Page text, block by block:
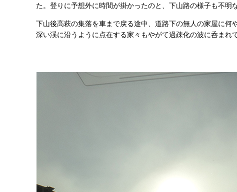
た。登りに予想外に時間が掛かったのと、下山路の様子も不明
下山後高萩の集落を車まで戻る途中、道路下の無人の家屋に
深い渓に沿うように点在する家々もやがて過疎化の波に呑まれ